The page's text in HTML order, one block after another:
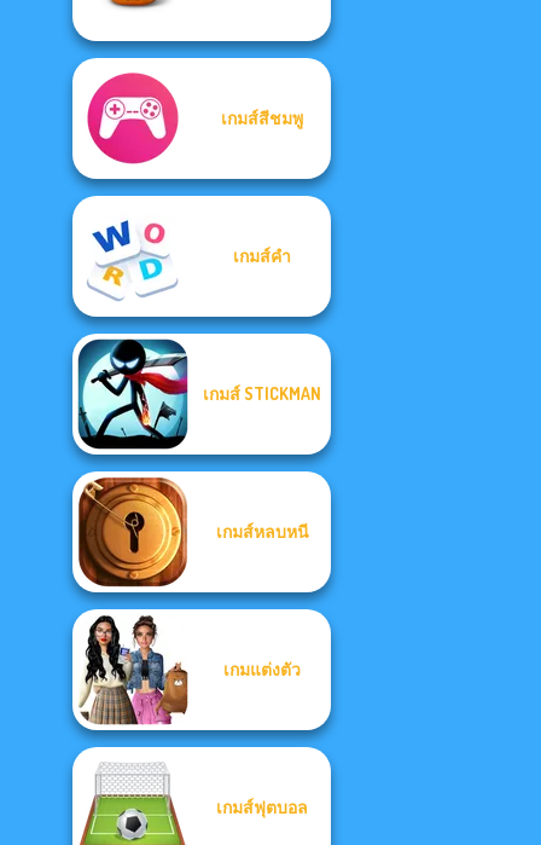
เกมส์สีชมพู
เกมส์คำ
เกมส์ STICKMAN
เกมส์หลบหนี
เกมแต่งตัว
เกมส์ฟุตบอล